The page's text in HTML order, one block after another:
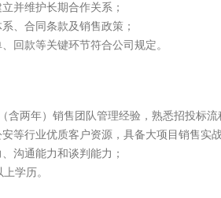
并维护长期合作关系；
、合同条款及销售政策；
含两年）销售团队管理经验，熟悉招投标
等行业优质客户资源，具备大项目销售实
沟通能力和谈判能力；
学历。